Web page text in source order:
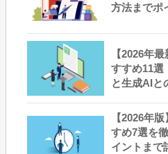
方法までポ
【2026年
すすめ11選
と生成AIと
【2026年
すめ7選を
イントまで